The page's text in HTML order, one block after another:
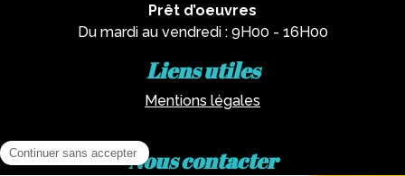
Prêt d’oeuvres
Du mardi au vendredi : 9H00 - 16H00
Liens utiles
Mentions légales
Nous contacter